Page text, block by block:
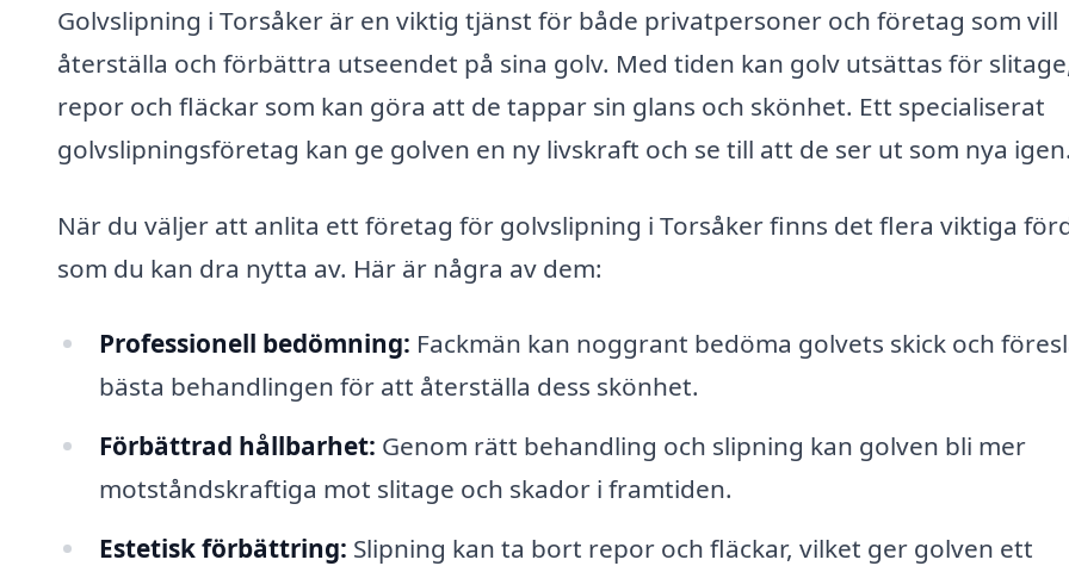
Golvslipning i Torsåker är en viktig tjänst för både privatpersoner och företag som vill
återställa och förbättra utseendet på sina golv. Med tiden kan golv utsättas för
repor och fläckar som kan göra att de tappar sin glans och skönhet. Ett specialiserat
golvslipningsföretag kan ge golven en ny livskraft och se till att de ser ut som nya igen.
När du väljer att anlita ett företag för golvslipning i Torsåker finns det flera viktiga
som du kan dra nytta av. Här är några av dem:
Professionell bedömning: Fackmän kan noggrant bedöma golvets skick och
bästa behandlingen för att återställa dess skönhet.
Förbättrad hållbarhet: Genom rätt behandling och slipning kan golven bli mer
motståndskraftiga mot slitage och skador i framtiden.
Estetisk förbättring: Slipning kan ta bort repor och fläckar, vilket ger golven ett